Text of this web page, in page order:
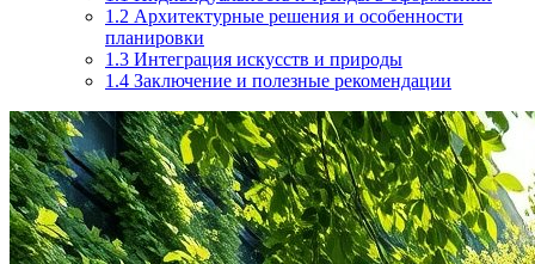
1.2 Архитектурные решения и особенности
планировки
1.3 Интеграция искусств и природы
1.4 Заключение и полезные рекомендации